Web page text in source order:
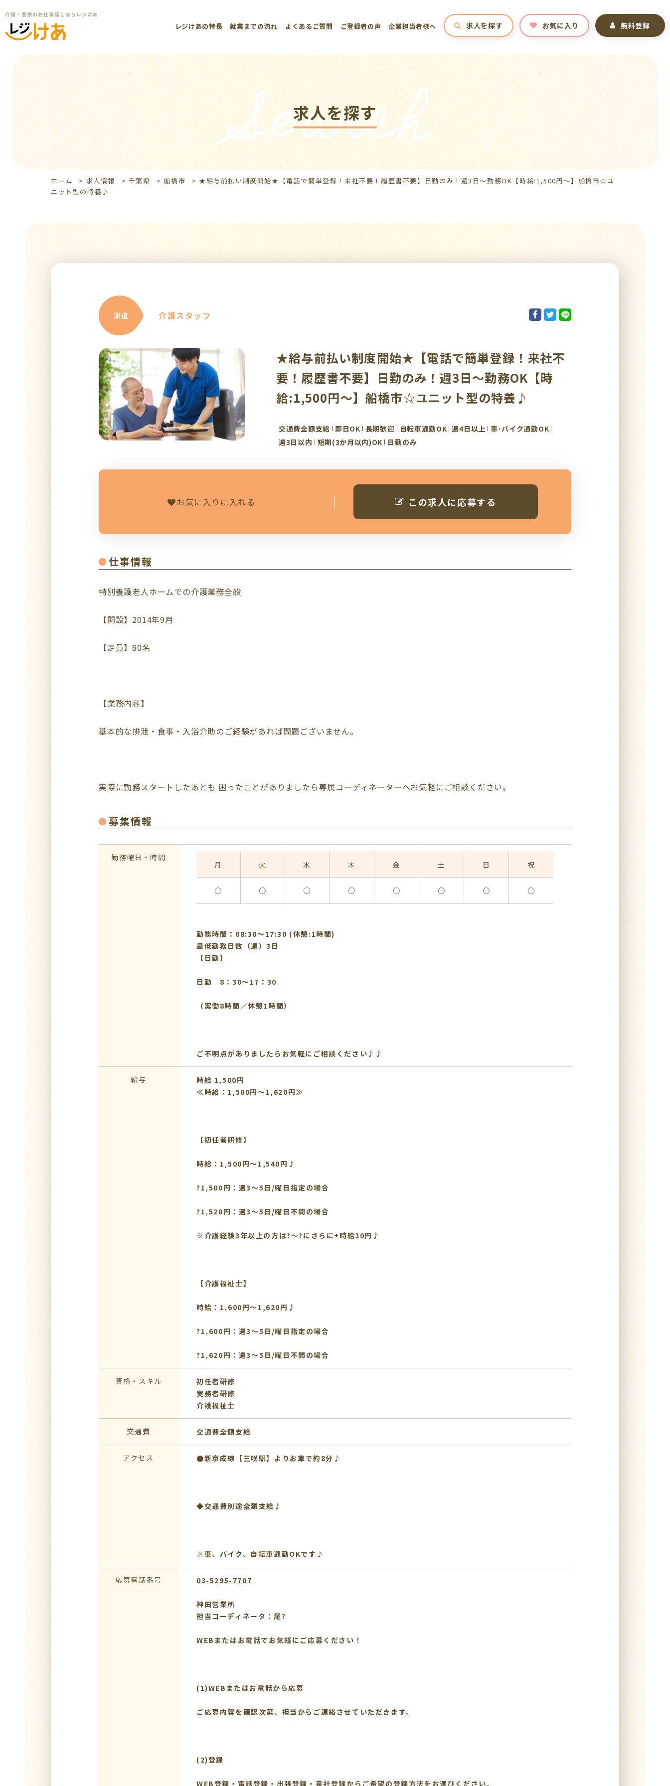
レジけあの特長 就業までの流れ よくあるご質問 ご登録者の声 企業担当者様へ 求人を探す お気に入り 無料登録
求人を探す
Search
ホーム > 求人情報 > 千葉県 >船橋市 >★給与前払い制度開始★【電話で簡単登録！来社不要！履歴書不要】日勤のみ！週3日～勤務OK【時給:1,500円～】船橋市☆ユ
ニット型の特養♪
派遣 介護スタッフ
★給与前払い制度開始★【電話で簡単登録！来社不
要！履歴書不要】日勤のみ！週3日～勤務OK【時
給:1,500円～】船橋市☆ユニット型の特養♪
交通費全額支給 即日OK 長期歓迎 自転車通勤OK 週4日以上 車･バイク通勤OK
週3日以内 短期(3か月以内)OK 日勤のみ
お気に入りに入れる この求人に応募する
仕事情報
特別養護老人ホームでの介護業務全般
【開設】2014年9月
【定員】80名
【業務内容】
基本的な排泄・食事・入浴介助のご経験があれば問題ございません。
実際に勤務スタートしたあとも 困ったことがありましたら専属コーディネーターへお気軽にご相談ください。
募集情報
勤務曜日・時間
月 火 水 木 金 土 日 祝
○ ○ ○ ○ ○ ○ ○ ○
勤務時間：08:30〜17:30 (休憩:1時間)
最低勤務日数（週）3日
【日勤】
日勤 8：30～17：30
（実働8時間／休憩1時間）
ご不明点がありましたらお気軽にご相談ください♪♪
給与
時給 1,500円
≪時給：1,500円～1,620円≫
【初任者研修】
時給：1,500円～1,540円♪
?1,500円：週3～5日/曜日指定の場合
?1,520円：週3～5日/曜日不問の場合
※介護経験3年以上の方は?～?にさらに+時給20円♪
【介護福祉士】
時給：1,600円～1,620円♪
?1,600円：週3～5日/曜日指定の場合
?1,620円：週3～5日/曜日不問の場合
資格・スキル
初任者研修
実務者研修
介護福祉士
交通費 交通費全額支給
アクセス ●新京成線【三咲駅】よりお車で約8分♪
◆交通費別途全額支給♪
※車、バイク、自転車通勤OKです♪
応募電話番号 03-5295-7707
神田営業所
担当コーディネータ：尾?
WEBまたはお電話でお気軽にご応募ください！
(1)WEBまたはお電話から応募
ご応募内容を確認次第、担当からご連絡させていただきます。
(2)登録
WEB登録・電話登録・出張登録・来社登録からご希望の登録方法をお選びください。